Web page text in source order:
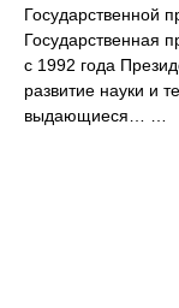
Государственной
Государственная
с 1992 года
развитие науки и
выдающиеся… …